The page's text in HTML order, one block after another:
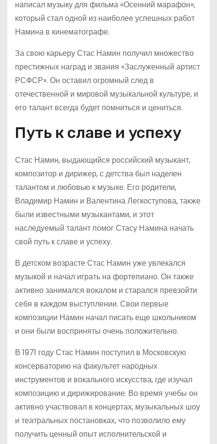
написал музыку для фильма «Осенний марафон»,
который стал одной из наиболее успешных работ
Намина в кинематографе.
За свою карьеру Стас Намин получил множество
престижных наград и звания «Заслуженный артист
РСФСР». Он оставил огромный след в
отечественной и мировой музыкальной культуре, и
его талант всегда будет помниться и цениться.
Путь к славе и успеху
Стас Намин, выдающийся российский музыкант,
композитор и дирижер, с детства был наделен
талантом и любовью к музыке. Его родители,
Владимир Намин и Валентина Легкоступова, также
были известными музыкантами, и этот
наследуемый талант помог Стасу Намина начать
свой путь к славе и успеху.
В детском возрасте Стас Намин уже увлекался
музыкой и начал играть на фортепиано. Он также
активно занимался вокалом и старался превзойти
себя в каждом выступлении. Свои первые
композиции Намин начал писать еще школьником
и они были восприняты очень положительно.
В 1971 году Стас Намин поступил в Московскую
консерваторию на факультет народных
инструментов и вокального искусства, где изучал
композицию и дирижирование. Во время учебы он
активно участвовал в концертах, музыкальных шоу
и театральных постановках, что позволило ему
получить ценный опыт исполнительской и